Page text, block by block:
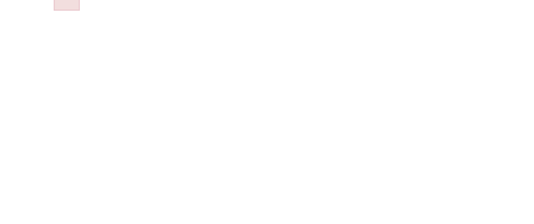
Failed to initialize plugin: wplink